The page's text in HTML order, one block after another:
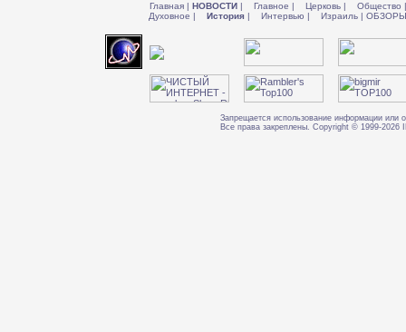
Главная | НОВОСТИ | Главное | Церковь | Общество |
Духовное | История | Интервью | Израиль |
Запрещается использование информации или
Все права закреплены. Copyright © 1999-